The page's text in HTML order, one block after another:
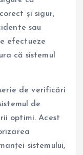
și sigur,
sau
efectueze
că sistemul
de verificări
de
optimi. Acest
sistemului,